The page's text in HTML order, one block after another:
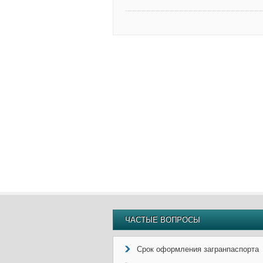
ЧАСТЫЕ ВОПРОСЫ
Срок оформления загранпаспорта